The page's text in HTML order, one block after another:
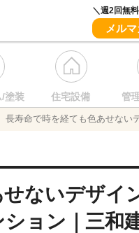
＼週2回無
メル
/塗装 住宅設備 管
長寿命で時を経ても色あせない
ないデザイ
ョン｜三和